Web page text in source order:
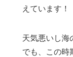
えています！
天気悪いし海
でも、この